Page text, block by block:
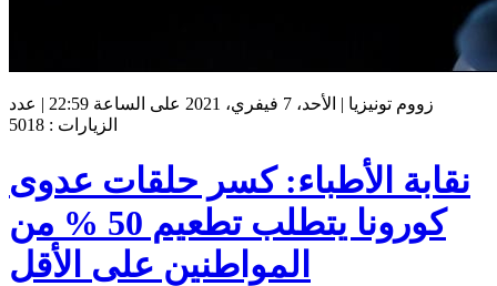
زووم تونيزيا | الأحد، 7 فيفري، 2021 على الساعة 22:59 | عدد
الزيارات : 5018
نقابة الأطباء: كسر حلقات عدوى
كورونا يتطلب تطعيم 50 % من
المواطنين على الأقل